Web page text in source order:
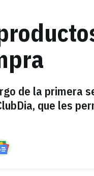
de la primera
que les